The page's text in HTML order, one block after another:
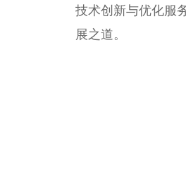
技术创新与优化服
展之道。